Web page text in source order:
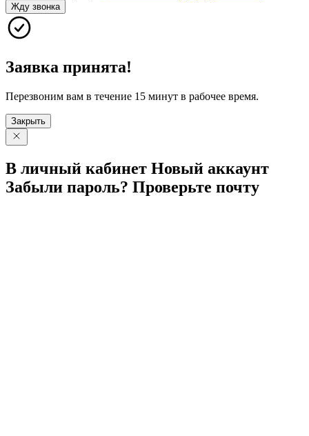
Жду звонка
Заявка принята!
Перезвоним вам в течение 15 минут в рабочее время.
Закрыть
В личный кабинет Новый аккаунт
Забыли пароль? Проверьте почту